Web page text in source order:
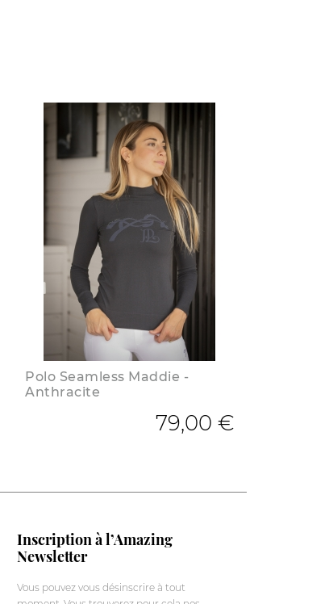
Polo Seamless Maddie -
Anthracite
79,00 €
Inscription à l’Amazing
Newsletter
Vous pouvez vous désinscrire à tout